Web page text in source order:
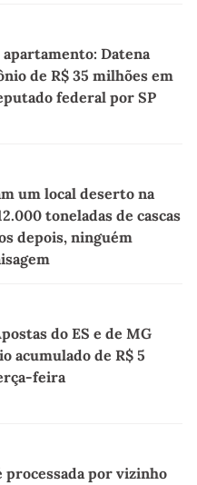
apartamento: Datena
de R$ 35 milhões em
federal por SP
um local deserto na
toneladas de cascas
depois, ninguém
do ES e de MG
acumulado de R$ 5
feira
processada por vizinho